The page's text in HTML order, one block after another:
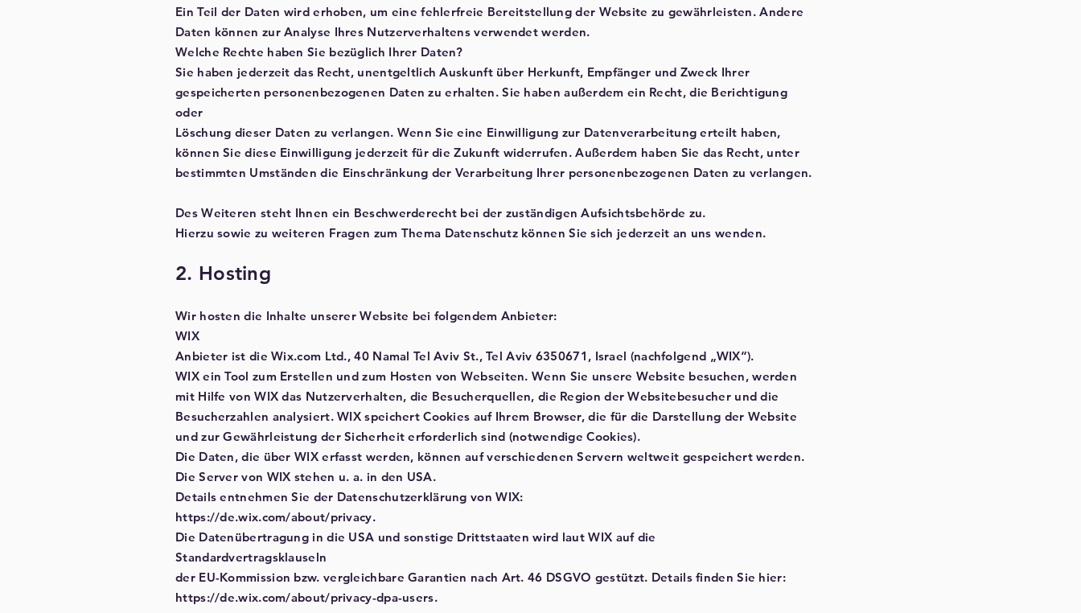
Ein Teil der Daten wird erhoben, um eine fehlerfreie Bereitstellung der Website zu gewährleisten. Andere
Daten können zur Analyse Ihres Nutzerverhaltens verwendet werden.
Welche Rechte haben Sie bezüglich Ihrer Daten?
Sie haben jederzeit das Recht, unentgeltlich Auskunft über Herkunft, Empfänger und Zweck Ihrer
gespeicherten personenbezogenen Daten zu erhalten. Sie haben außerdem ein Recht, die Berichtigung
oder
Löschung dieser Daten zu verlangen. Wenn Sie eine Einwilligung zur Datenverarbeitung erteilt haben,
können Sie diese Einwilligung jederzeit für die Zukunft widerrufen. Außerdem haben Sie das Recht, unter
bestimmten Umständen die Einschränkung der Verarbeitung Ihrer personenbezogenen Daten zu verlangen.
Des Weiteren steht Ihnen ein Beschwerderecht bei der zuständigen Aufsichtsbehörde zu.
Hierzu sowie zu weiteren Fragen zum Thema Datenschutz können Sie sich jederzeit an uns wenden.
2. Hosting
Wir hosten die Inhalte unserer Website bei folgendem Anbieter:
WIX
Anbieter ist die Wix.com Ltd., 40 Namal Tel Aviv St., Tel Aviv 6350671, Israel (nachfolgend „WIX“).
WIX ein Tool zum Erstellen und zum Hosten von Webseiten. Wenn Sie unsere Website besuchen, werden
mit Hilfe von WIX das Nutzerverhalten, die Besucherquellen, die Region der Websitebesucher und die
Besucherzahlen analysiert. WIX speichert Cookies auf Ihrem Browser, die für die Darstellung der Website
und zur Gewährleistung der Sicherheit erforderlich sind (notwendige Cookies).
Die Daten, die über WIX erfasst werden, können auf verschiedenen Servern weltweit gespeichert werden.
Die Server von WIX stehen u. a. in den USA.
Details entnehmen Sie der Datenschutzerklärung von WIX:
https://de.wix.com/about/privacy.
Die Datenübertragung in die USA und sonstige Drittstaaten wird laut WIX auf die
Standardvertragsklauseln
der EU-Kommission bzw. vergleichbare Garantien nach Art. 46 DSGVO gestützt. Details finden Sie hier:
https://de.wix.com/about/privacy-dpa-users.